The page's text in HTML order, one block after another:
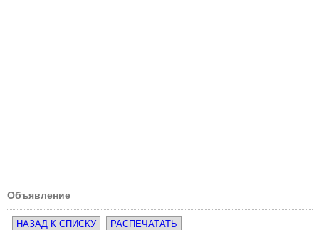
Объявление
НАЗАД К СПИСКУ РАСПЕЧАТАТЬ